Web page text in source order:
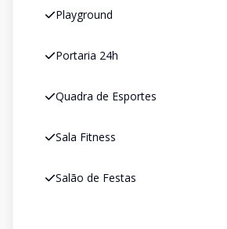
Playground
Portaria 24h
Quadra de Esportes
Sala Fitness
Salão de Festas